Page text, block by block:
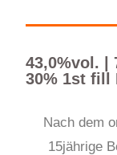
43,0%vol. |
30% 1st fill
Nach dem
15jährige